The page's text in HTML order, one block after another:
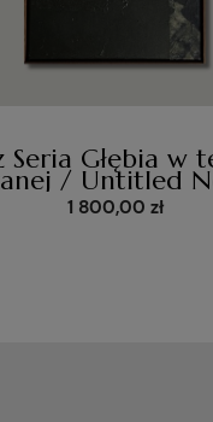
Seria Głębia w
/ Untitled
1 800,00 zł